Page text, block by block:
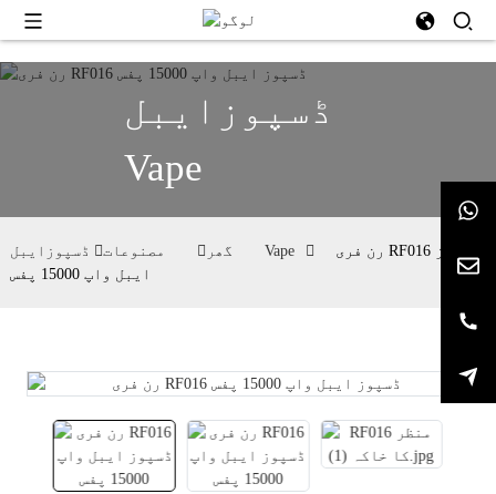
ڈسپوزایبل
Vape
گھر مصنوعات ڈسپوزایبل Vape
رن فری RF016 ڈسپوز
ایبل واپ 15000 پفس